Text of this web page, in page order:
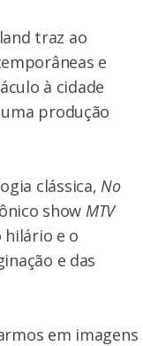
traz ao
e
à cidade
produção
clássica, No
show MTV
hilário e o
e das
em imagens